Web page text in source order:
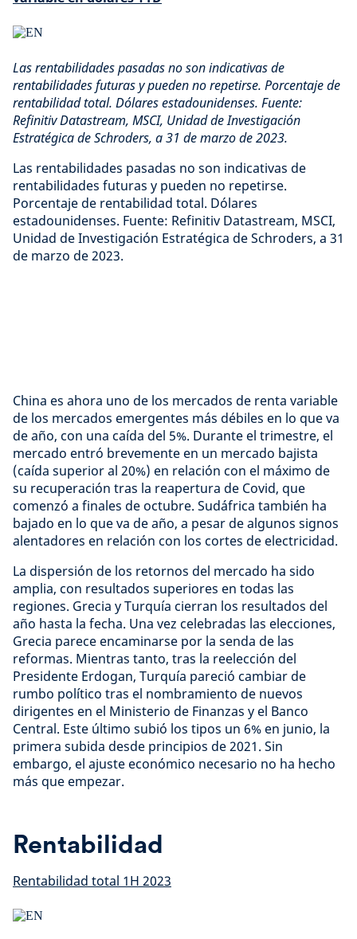
Las rentabilidades pasadas no son indicativas de
rentabilidades futuras y pueden no repetirse. Porcentaje de
rentabilidad total. Dólares estadounidenses. Fuente:
Refinitiv Datastream, MSCI, Unidad de Investigación
Estratégica de Schroders, a 31 de marzo de 2023.
Las rentabilidades pasadas no son indicativas de
rentabilidades futuras y pueden no repetirse.
Porcentaje de rentabilidad total. Dólares
estadounidenses. Fuente: Refinitiv Datastream, MSCI,
Unidad de Investigación Estratégica de Schroders, a 31
de marzo de 2023.
China es ahora uno de los mercados de renta variable
de los mercados emergentes más débiles en lo que va
de año, con una caída del 5%. Durante el trimestre, el
mercado entró brevemente en un mercado bajista
(caída superior al 20%) en relación con el máximo de
su recuperación tras la reapertura de Covid, que
comenzó a finales de octubre. Sudáfrica también ha
bajado en lo que va de año, a pesar de algunos signos
alentadores en relación con los cortes de electricidad.
La dispersión de los retornos del mercado ha sido
amplia, con resultados superiores en todas las
regiones. Grecia y Turquía cierran los resultados del
año hasta la fecha. Una vez celebradas las elecciones,
Grecia parece encaminarse por la senda de las
reformas. Mientras tanto, tras la reelección del
Presidente Erdogan, Turquía pareció cambiar de
rumbo político tras el nombramiento de nuevos
dirigentes en el Ministerio de Finanzas y el Banco
Central. Este último subió los tipos un 6% en junio, la
primera subida desde principios de 2021. Sin
embargo, el ajuste económico necesario no ha hecho
más que empezar.
Rentabilidad
Rentabilidad total 1H 2023